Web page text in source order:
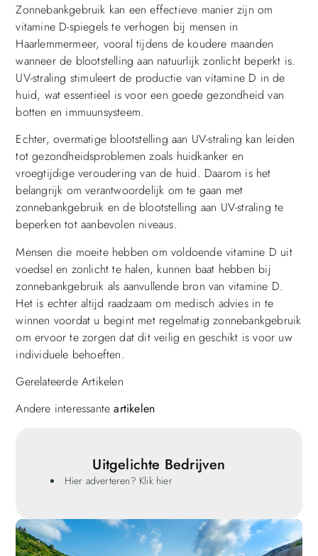
Zonnebankgebruik kan een effectieve manier zijn om
vitamine D-spiegels te verhogen bij mensen in
Haarlemmermeer, vooral tijdens de koudere maanden
wanneer de blootstelling aan natuurlijk zonlicht beperkt is.
UV-straling stimuleert de productie van vitamine D in de
huid, wat essentieel is voor een goede gezondheid van
botten en immuunsysteem.
Echter, overmatige blootstelling aan UV-straling kan leiden
tot gezondheidsproblemen zoals huidkanker en
vroegtijdige veroudering van de huid. Daarom is het
belangrijk om verantwoordelijk om te gaan met
zonnebankgebruik en de blootstelling aan UV-straling te
beperken tot aanbevolen niveaus.
Mensen die moeite hebben om voldoende vitamine D uit
voedsel en zonlicht te halen, kunnen baat hebben bij
zonnebankgebruik als aanvullende bron van vitamine D.
Het is echter altijd raadzaam om medisch advies in te
winnen voordat u begint met regelmatig zonnebankgebruik
om ervoor te zorgen dat dit veilig en geschikt is voor uw
individuele behoeften.
Gerelateerde Artikelen
Andere interessanteartikelen
Uitgelichte Bedrijven
Hier adverteren? Klik hier